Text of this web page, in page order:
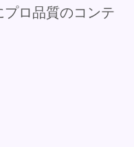
ロ品質のコンテ